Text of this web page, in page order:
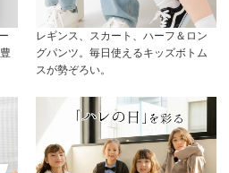
レギンス、スカート、ハーフ＆ロン
グパンツ。毎日使えるキッズボトム
スが勢ぞろい。